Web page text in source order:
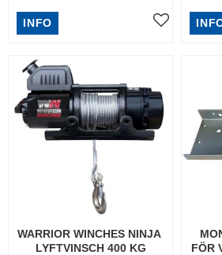
Lägg till i
INFO
WARRIOR WINCHES NINJA
LYFTVINSCH 400 KG
FÖR